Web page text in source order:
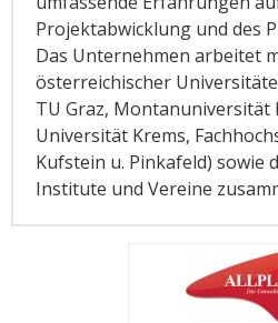
Projektabwicklung und des
Das Unternehmen arbeitet
österreichischer
TU Graz, Montanuniversität
Universität Krems,
Kufstein u. Pinkafeld) sowie
Institute und Vereine